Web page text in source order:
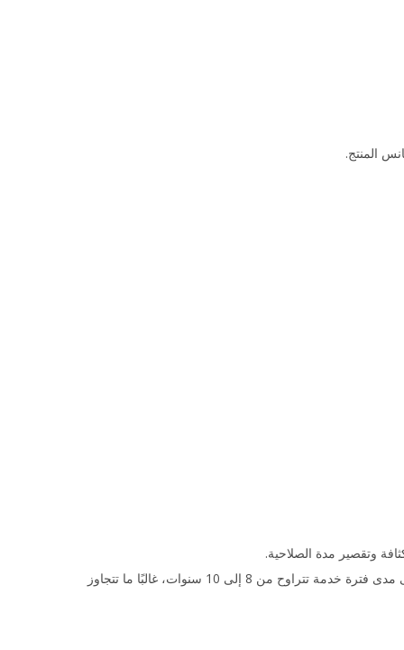
وتقصير مدة الصلاحية.
كما يصبح هدر الطاقة كبيرًا. يمكن أن يؤدي سوء العزل وانخفاض كفاءة إعادة التدوير إلى زيادة استهلاك الوقود السنوي بنسبة 10% إلى 15%. على مدى فترة خدمة تتراوح من 8 إلى 10 سنوات، غالبًا ما تتجاوز